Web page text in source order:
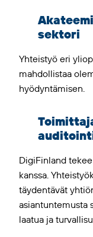
sektori
Yhteistyö eri
mahdollistaa
hyödyntämisen.
DigiFinland
kanssa.
täydentävät
asiantuntemusta
laatua ja